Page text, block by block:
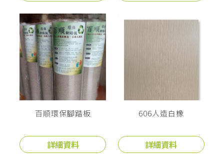
百順環保腳踏板
詳細資料
606人造白橡
詳細資料